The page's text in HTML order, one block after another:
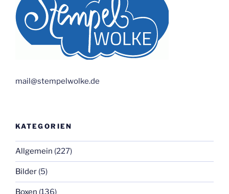
mail@stempelwolke.de
KATEGORIEN
Allgemein (227)
Bilder (5)